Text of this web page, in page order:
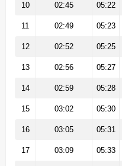
10 02:45 05:22
11 02:49 05:23
12 02:52 05:25
13 02:56 05:27
14 02:59 05:28
15 03:02 05:30
16 03:05 05:31
17 03:09 05:33